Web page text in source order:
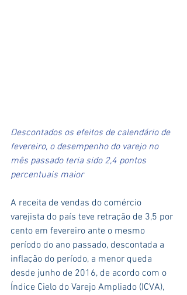
Descontados os efeitos de calendário de
fevereiro, o desempenho do varejo no
mês passado teria sido 2,4 pontos
percentuais maior
A receita de vendas do comércio
varejista do país teve retração de 3,5 por
cento em fevereiro ante o mesmo
período do ano passado, descontada a
inflação do período, a menor queda
desde junho de 2016, de acordo com o
Índice Cielo do Varejo Ampliado (ICVA),